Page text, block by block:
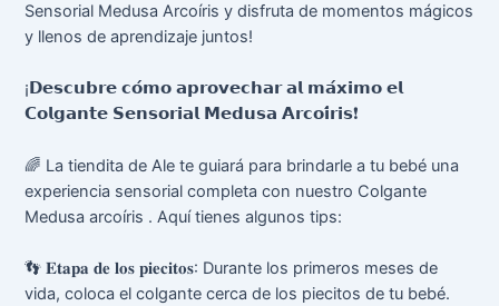
Sensorial Medusa Arcoíris y disfruta de momentos mágicos
y llenos de aprendizaje juntos!
¡𝗗𝗲𝘀𝗰𝘂𝗯𝗿𝗲 𝗰𝗼́𝗺𝗼 𝗮𝗽𝗿𝗼𝘃𝗲𝗰𝗵𝗮𝗿 𝗮𝗹 𝗺𝗮́𝘅𝗶𝗺𝗼 𝗲𝗹
𝗖𝗼𝗹𝗴𝗮𝗻𝘁𝗲 𝗦𝗲𝗻𝘀𝗼𝗿𝗶𝗮𝗹 𝗠𝗲𝗱𝘂𝘀𝗮 𝗔𝗿𝗰𝗼𝗶́𝗿𝗶𝘀❗
🌈 La tiendita de Ale te guiará para brindarle a tu bebé una
experiencia sensorial completa con nuestro Colgante
Medusa arcoíris . Aquí tienes algunos tips:
👣 𝐄𝐭𝐚𝐩𝐚 𝐝𝐞 𝐥𝐨𝐬 𝐩𝐢𝐞𝐜𝐢𝐭𝐨𝐬: Durante los primeros meses de
vida, coloca el colgante cerca de los piecitos de tu bebé.